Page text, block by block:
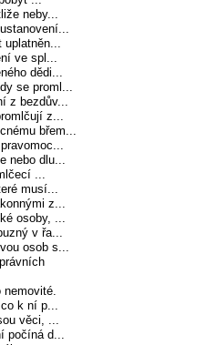
neby...
uplatněn...
ve spl...
dědi...
se proml...
z bezdův...
z...
břem...
nebo dlu...
...
musí...
z...
osoby, ...
v řa...
osob s...
nemovité.
k ní p...
věci, ...
počíná d...